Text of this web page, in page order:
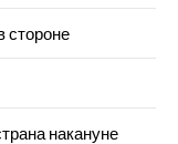
стороне
накануне